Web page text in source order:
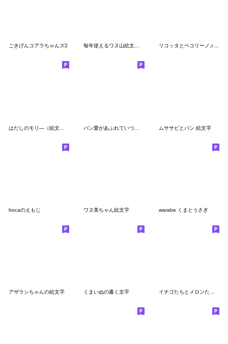
ごきげんコアラちゃんズ2 毎年使えるワヌ山絵文字〜年末年始・Xmas〜 リコッタとペコリーノ♫仲良しチーズ絵文字
ムササビとパン 絵文字
hocaのえもじ ワヌ美ちゃん絵文字 warabe くまとうさぎ
アザラシちゃんの絵文字 くまいぬの書く文字 イチゴたちとメロンたちの絵文字